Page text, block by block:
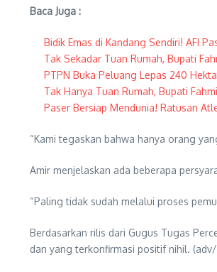
Baca Juga :
Bidik Emas di Kandang Sendiri! AFI
Tak Sekadar Tuan Rumah, Bupati
PTPN Buka Peluang Lepas 240
Tak Hanya Tuan Rumah, Bupati
Paser Bersiap Mendunia! Ratusan
“Kami tegaskan bahwa hanya orang
Amir menjelaskan ada beberapa
“Paling tidak sudah melalui proses
Berdasarkan rilis dari Gugus Tugas
dan yang terkonfirmasi positif nihil.